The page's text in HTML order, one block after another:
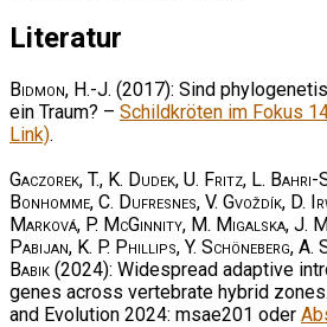
Literatur
Bidmon, H.-J. (2017): Sind
ein Traum? – Schildkröten im Fokus
Link).
Gaczorek, T., K. Dudek, U. Fritz, L. Bahri-
Bonhomme, C. Dufresnes, V. Gvoždík, D.
Marková, P. McGinnity, M. Migalska, J.
Pabijan, K. P. Phillips, Y. Schöneberg, A.
Babik (2024): Widespread adaptive
genes across vertebrate hybrid
and Evolution 2024: msae201 oder